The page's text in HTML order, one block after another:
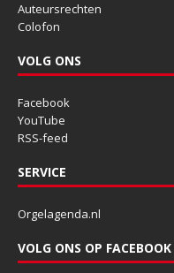
Auteursrechten
Colofon
VOLG ONS
Facebook
YouTube
RSS-feed
SERVICE
Orgelagenda.nl
VOLG ONS OP FACEBOOK